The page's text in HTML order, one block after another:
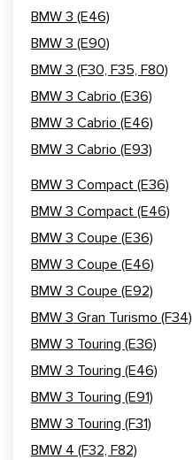
BMW 3 (E46)
BMW 3 (E90)
BMW 3 (F30, F35, F80)
BMW 3 Cabrio (E36)
BMW 3 Cabrio (E46)
BMW 3 Cabrio (E93)
BMW 3 Compact (E36)
BMW 3 Compact (E46)
BMW 3 Coupe (E36)
BMW 3 Coupe (E46)
BMW 3 Coupe (E92)
BMW 3 Gran Turismo (F34)
BMW 3 Touring (E36)
BMW 3 Touring (E46)
BMW 3 Touring (E91)
BMW 3 Touring (F31)
BMW 4 (F32, F82)